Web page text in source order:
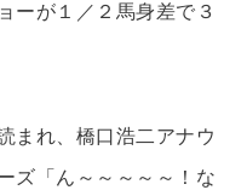
ーが１／２馬身差で３
まれ、橋口浩二アナウ
ズ「ん～～～～～！な